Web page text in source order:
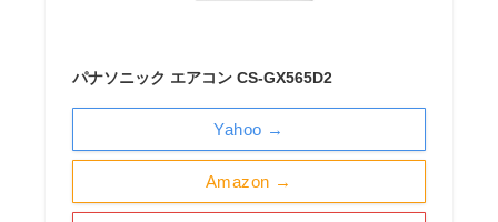
パナソニック エアコン CS-GX565D2
Amazon →
Yahoo →